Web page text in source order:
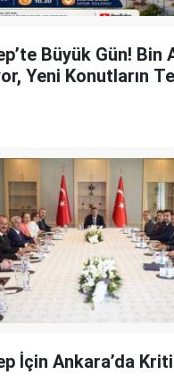
Büyük Gün! Bin
Yeni Konutların
İçin Ankara’da